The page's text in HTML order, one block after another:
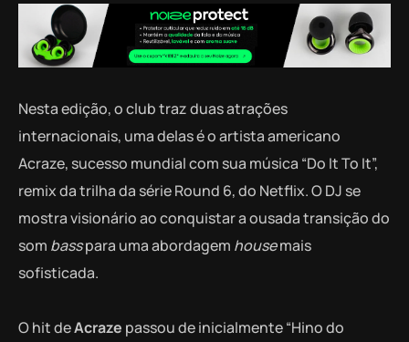
Nesta edição, o club traz duas atrações
internacionais, uma delas é o artista americano
Acraze, sucesso mundial com sua música “Do It To It”,
remix da trilha da série Round 6, do Netflix. O DJ se
mostra visionário ao conquistar a ousada transição do
som basspara uma abordagem housemais
sofisticada.
O hit deAcraze passou de inicialmente “Hino do